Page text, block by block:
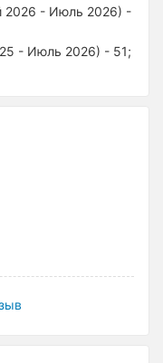
2026 - Июль 2026) -
- Июль 2026) - 51;